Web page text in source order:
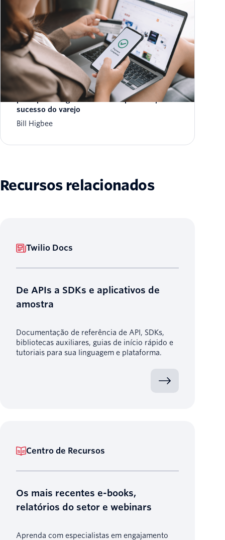
Preparação para a Cyber Week 2024:
principais insights e melhores práticas para o
sucesso do varejo
Bill Higbee
Recursos relacionados
Twilio Docs
De APIs a SDKs e aplicativos de
amostra
Documentação de referência de API, SDKs,
bibliotecas auxiliares, guias de início rápido e
tutoriais para sua linguagem e plataforma.
Centro de Recursos
Os mais recentes e-books,
relatórios do setor e webinars
Aprenda com especialistas em engajamento